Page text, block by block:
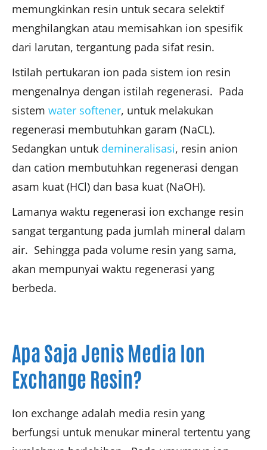
memungkinkan resin untuk secara selektif
menghilangkan atau memisahkan ion spesifik
dari larutan, tergantung pada sifat resin.
Istilah pertukaran ion pada sistem ion resin
mengenalnya dengan istilah regenerasi. Pada
sistem water softener, untuk melakukan
regenerasi membutuhkan garam (NaCL).
Sedangkan untuk demineralisasi, resin anion
dan cation membutuhkan regenerasi dengan
asam kuat (HCl) dan basa kuat (NaOH).
Lamanya waktu regenerasi ion exchange resin
sangat tergantung pada jumlah mineral dalam
air. Sehingga pada volume resin yang sama,
akan mempunyai waktu regenerasi yang
berbeda.
Apa Saja Jenis Media Ion
Exchange Resin?
Ion exchange adalah media resin yang
berfungsi untuk menukar mineral tertentu yang